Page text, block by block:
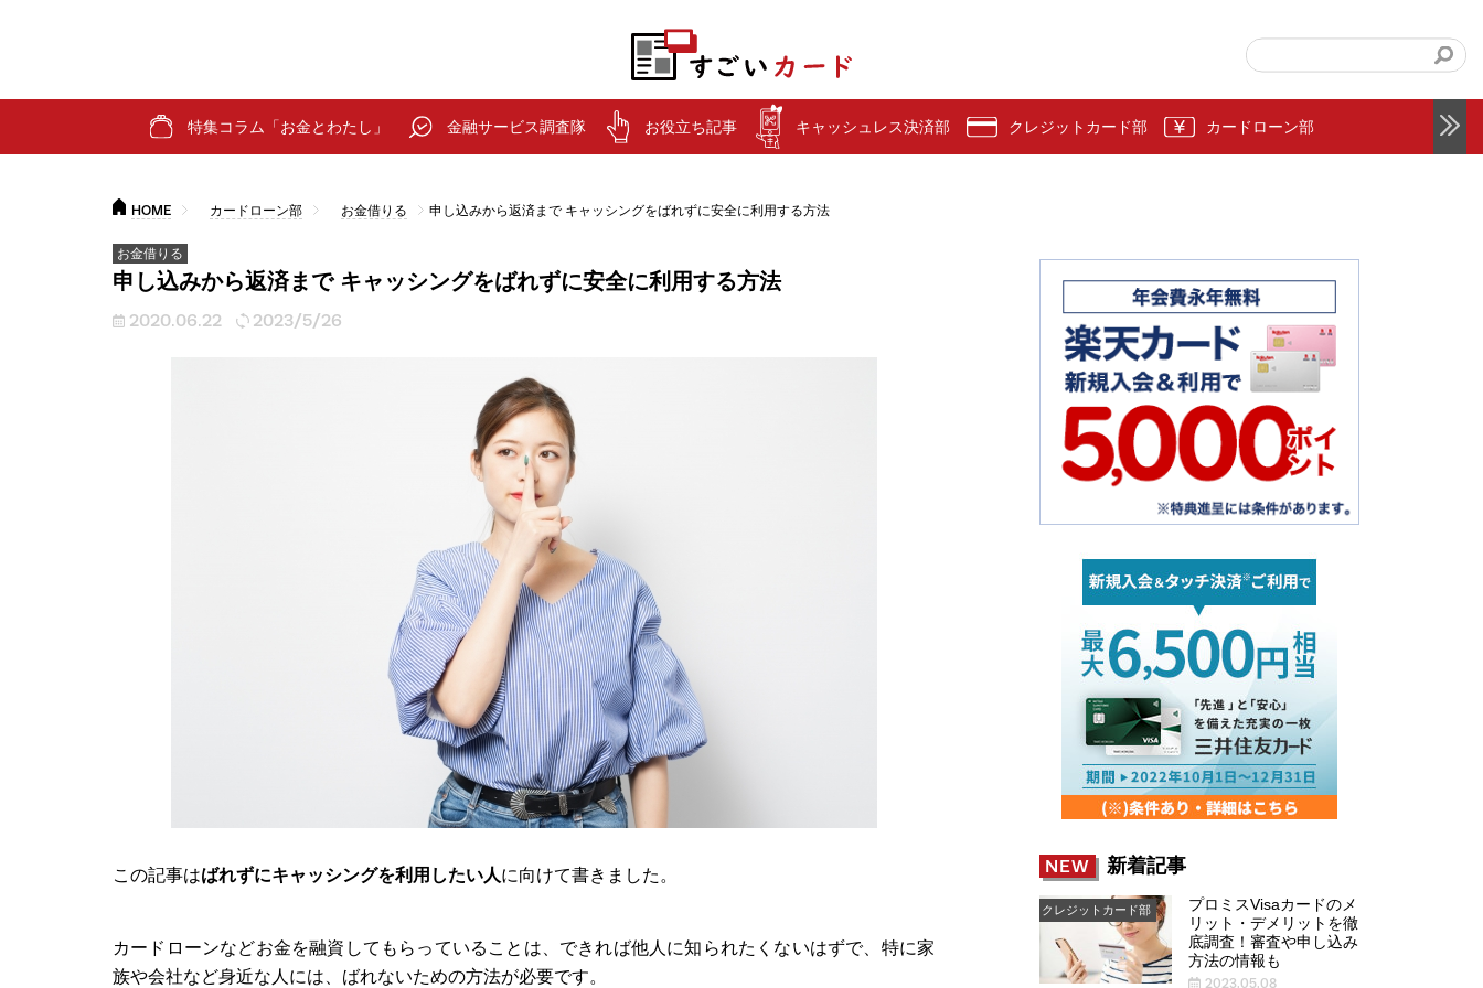
特集コラム「お金とわたし」 金融サービス調査隊 お役立ち記事 キャッシュレス決済部 クレジットカード部 カードローン部
HOME カードローン部 お金借りる 申し込みから返済まで キャッシングをばれずに安全に利用する方法
お金借りる
申し込みから返済まで キャッシングをばれずに安全に利用する方法
2020.06.22 2023/5/26
この記事はばれずにキャッシングを利用したい人に向けて書きました。
カードローンなどお金を融資してもらっていることは、できれば他人に知られたくないはずで、特に家
族や会社など身近な人には、ばれないための方法が必要です。
NEW 新着記事
クレジットカード部
プロミスVisaカードのメ
リット・デメリットを徹
底調査！審査や申し込み
方法の情報も
2023.05.08